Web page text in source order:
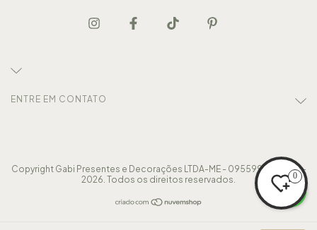
ENTRE EM CONTATO
Copyright Gabi Presentes e Decorações LTDA-ME - 09559913000117 -
2026. Todos os direitos reservados.
0